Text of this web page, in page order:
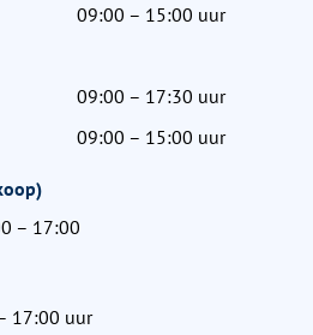
09:00 – 15:00 uur
09:00 – 17:30 uur
09:00 – 15:00 uur
– 17:00
17:00 uur